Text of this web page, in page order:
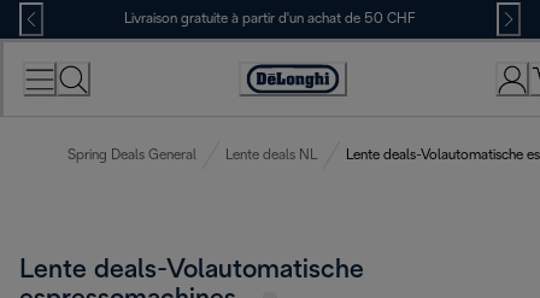
Skip
to
Content
Livraison gratuite à partir d'un achat de 50 CHF
Déclaration
Spring Deals General Lente deals NL Lente deals-Volautomatische
Lente deals-Volautomatische